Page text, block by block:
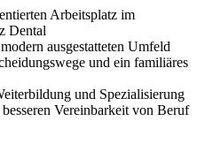
Arbeitsplatz im
Dental
ausgestatteten Umfeld
und ein familiäres
und Spezialisierung
Vereinbarkeit von Beruf